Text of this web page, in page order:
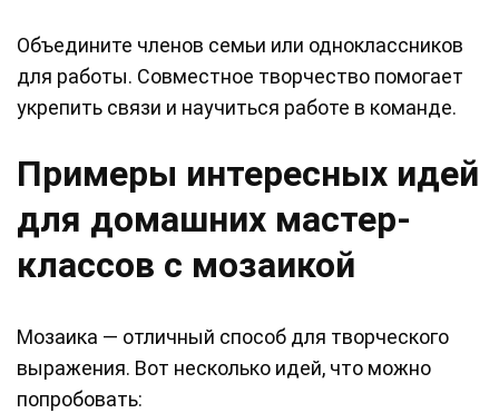
Объедините членов семьи или одноклассников
для работы. Совместное творчество помогает
укрепить связи и научиться работе в команде.
Примеры интересных идей
для домашних мастер-
классов с мозаикой
Мозаика — отличный способ для творческого
выражения. Вот несколько идей, что можно
попробовать: